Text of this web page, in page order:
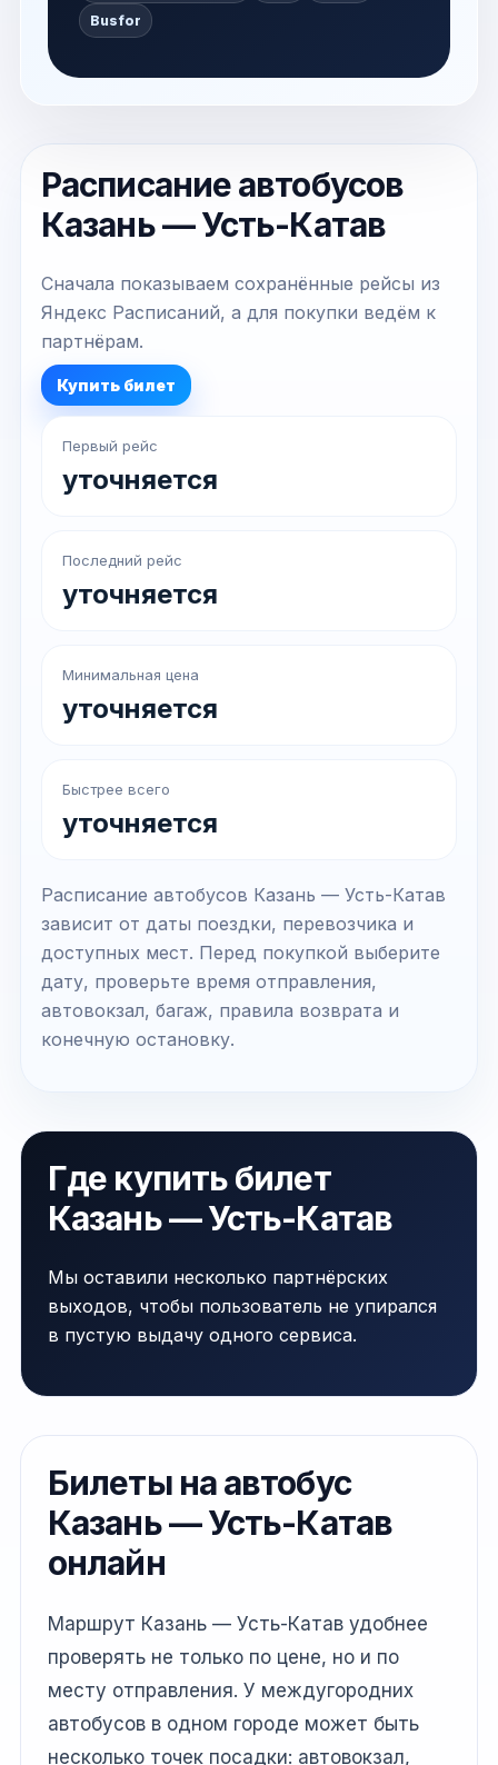
Busfor
Расписание автобусов
Казань — Усть-Катав
Сначала показываем сохранённые рейсы из
Яндекс Расписаний, а для покупки ведём к
партнёрам.
Купить билет
Первый рейс
уточняется
Последний рейс
уточняется
Минимальная цена
уточняется
Быстрее всего
уточняется
Расписание автобусов Казань — Усть-Катав
зависит от даты поездки, перевозчика и
доступных мест. Перед покупкой выберите
дату, проверьте время отправления,
автовокзал, багаж, правила возврата и
конечную остановку.
Где купить билет
Казань — Усть-Катав
Мы оставили несколько партнёрских
выходов, чтобы пользователь не упирался
в пустую выдачу одного сервиса.
Билеты на автобус
Казань — Усть-Катав
онлайн
Маршрут Казань — Усть-Катав удобнее
проверять не только по цене, но и по
месту отправления. У междугородних
автобусов в одном городе может быть
несколько точек посадки: автовокзал,